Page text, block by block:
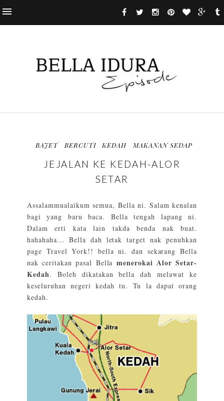
BAJET BERCUTI KEDAH MAKANAN SEDAP
JEJALAN KE KEDAH-ALOR
SETAR
Assalammualaikum semua, Bella ni. Salam kenalan
bagi yang baru baca. Bella tengah lapang ni.
Dalam erti kata lain takda benda nak buat.
hahahaha... Bella dah letak target nak penuhkan
page Travel York!! bella ni. dan sekarang Bella
nak ceritakan pasal Bella menerokai Alor Setar-
Kedah. Boleh dikatakan bella dah melawat ke
keseluruhan negeri kedah tu. Tu la dapat orang
kedah.